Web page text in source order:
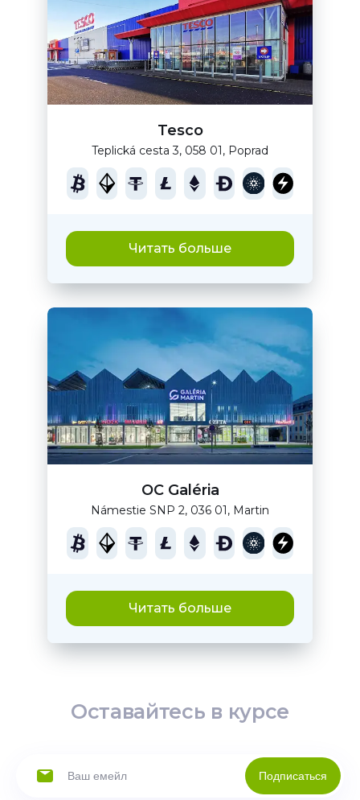
Tesco
Teplická cesta 3, 058 01, Poprad
Читать больше
OC Galéria
Námestie SNP 2, 036 01, Martin
Читать больше
Оставайтесь в курсе
Подписаться